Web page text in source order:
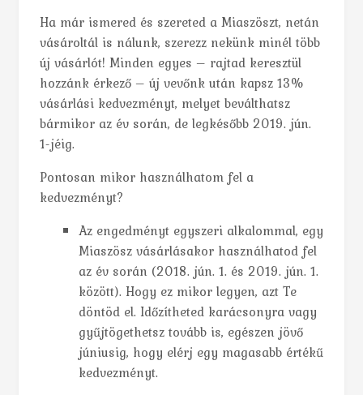
Ha már ismered és szereted a Miaszöszt, netán
vásároltál is nálunk, szerezz nekünk minél több
új vásárlót! Minden egyes – rajtad keresztül
hozzánk érkező – új vevőnk után kapsz 13%
vásárlási kedvezményt, melyet beválthatsz
bármikor az év során, de legkésőbb 2019. jún.
1-jéig.
Pontosan mikor használhatom fel a
kedvezményt?
Az engedményt egyszeri alkalommal, egy
Miaszösz vásárlásakor használhatod fel
az év során (2018. jún. 1. és 2019. jún. 1.
között). Hogy ez mikor legyen, azt Te
döntöd el. Időzítheted karácsonyra vagy
gyűjtögethetsz tovább is, egészen jövő
júniusig, hogy elérj egy magasabb értékű
kedvezményt.